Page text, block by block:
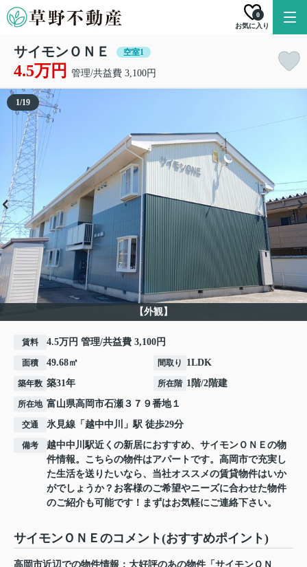
お気に入り
0
サイモンＯＮＥ 空室1
4.5万円 管理/共益費 3,100円
【外観】
1/19
賃料 4.5万円 管理/共益費 3,100円
面積 49.68㎡ 間取り 1LDK
築年数 築31年 所在階 1階/2階建
所在地 富山県高岡市石瀬 ３７９番地１
交通 氷見線 「 越中中川 」駅 徒歩29分
備考
越中中川駅近くの新居におすすめ、サイモンＯＮＥの物
件情報。こちらの物件はアパートです。高岡市で充実し
た生活を送りたいなら、当社オススメの賃貸物件はいか
がでしょうか？お客様のご希望やニーズに合わせた物件
のご紹介も可能です！まずはお気軽にご連絡下さい。
サイモンＯＮＥのコメント(おすすめポイント)
高岡市近辺での物件情報：大好評のあの物件「サイモンＯＮ